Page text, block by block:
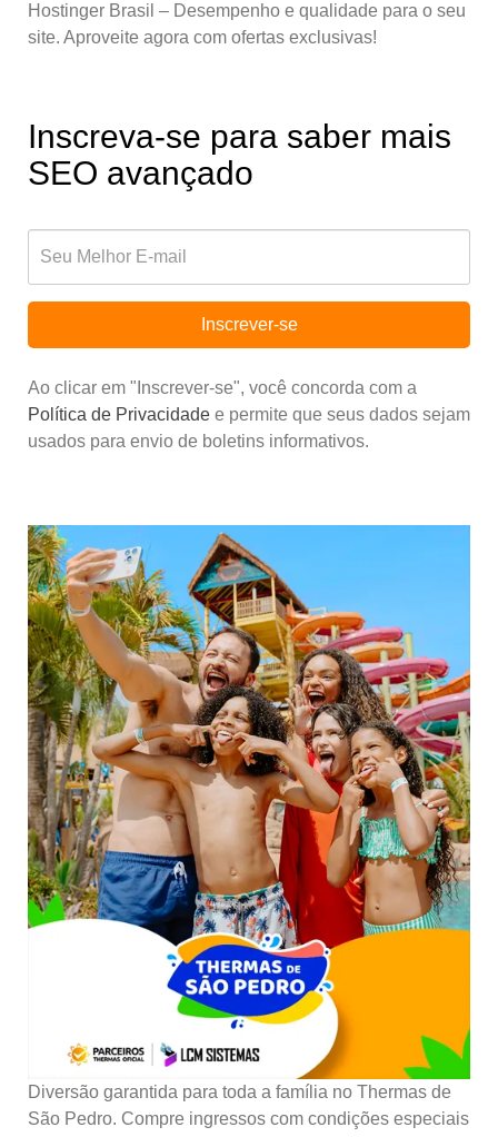
Hostinger Brasil – Desempenho e qualidade para o seu
site. Aproveite agora com ofertas exclusivas!
Inscreva-se para saber mais
SEO avançado
Inscrever-se
Ao clicar em "Inscrever-se", você concorda com a
Política de Privacidade e permite que seus dados sejam
usados para envio de boletins informativos.
Diversão garantida para toda a família no Thermas de
São Pedro. Compre ingressos com condições especiais